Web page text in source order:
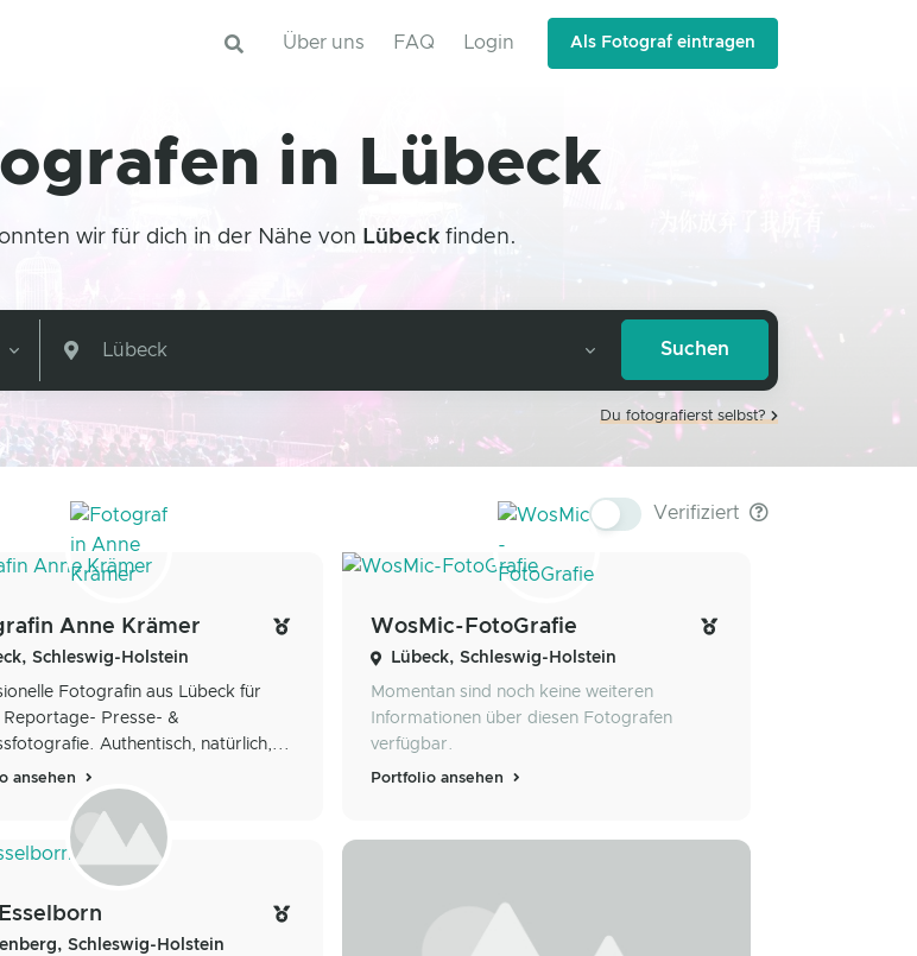
Über uns FAQ Login Als Fotograf eintragen
in Lübeck
wir für dich in der Nähe von Lübeckfinden.
Lübeck
Du fotografierst selbst?
Verifiziert
Anne Krämer
Schleswig-Holstein
Fotografin aus Lübeck für
Reportage- Presse- &
Authentisch, natürlich,...
ansehen
WosMic-FotoGrafie
Lübeck, Schleswig-Holstein
Momentan sind noch keine weiteren
Informationen über diesen Fotografen
verfügbar.
Portfolio ansehen
Schleswig-Holstein